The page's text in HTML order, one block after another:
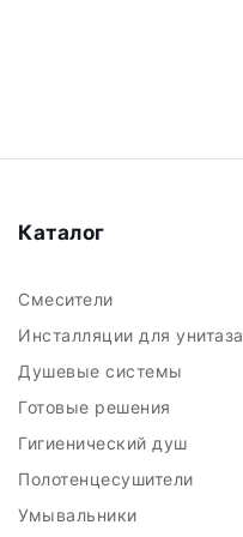
Каталог
Смесители
Инсталляции для унитаза
Душевые системы
Готовые решения
Гигиенический душ
Полотенцесушители
Умывальники